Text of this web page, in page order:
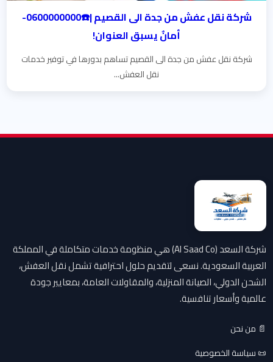
شركة نقل عفش من جدة الى القصيم |☎️0600000000-
أمانٌ يسبق العنوان!
شركة نقل عفش من جدة الى القصيم تساهم بدورها في توفير خدمات
نقل العفش...
شركة السعد (Al Saad Co) هي منظومة خدمات متكاملة في المملكة
العربية السعودية. نسعى لتقديم حلول احترافية تشمل نقل العفش،
الشحن الدولي، الصيانة المنزلية، والمقاولات العامة، بمعايير جودة
عالمية وأسعار تنافسية.
📄 من نحن
📜 سياسة الخصوصية